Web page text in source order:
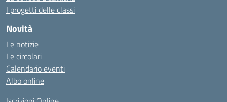
I progetti delle classi
Novità
Le notizie
Le circolari
Calendario eventi
Albo online